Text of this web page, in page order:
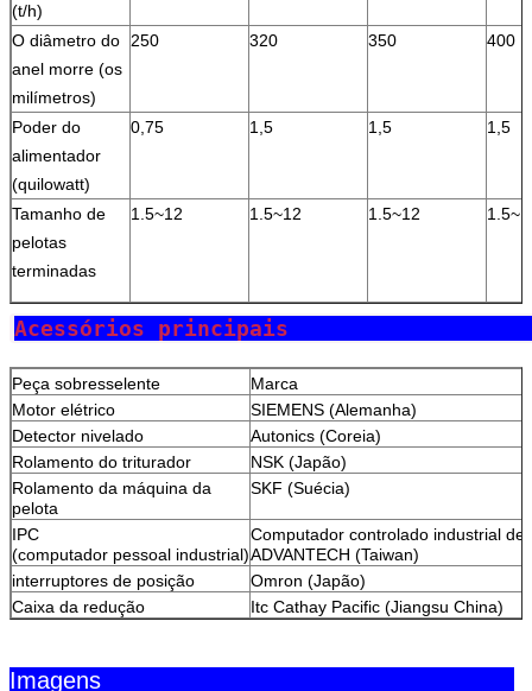
(t/h)
O diâmetro do
anel morre (os
milímetros)
250 320 350 400
Poder do
alimentador
(quilowatt)
0,75 1,5 1,5 1,5
Tamanho de
pelotas
terminadas
1.5~12 1.5~12 1.5~12
Acessórios
Peça sobresselente
Marca
Motor elétrico
SIEMENS (Alemanha)
Detector nivelado
Autonics (Coreia)
Rolamento do triturador
NSK (Japão)
Rolamento da máquina da
pelota
SKF (Suécia)
IPC
(computador pessoal industrial)
Computador controlado industrial de
ADVANTECH (Taiwan)
interruptores de posição
Omron (Japão)
Caixa da redução
Itc Cathay Pacific (Jiangsu China)
Imagens